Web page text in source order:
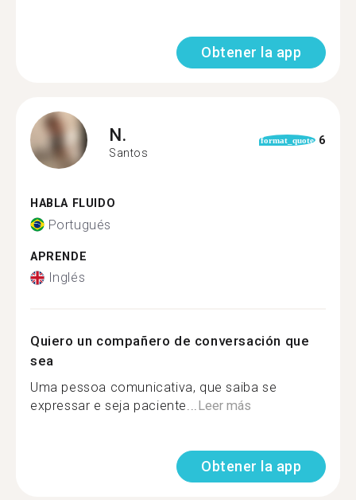
Obtener la app
N.
Santos
format_quote 6
HABLA FLUIDO
Portugués
APRENDE
Inglés
Quiero un compañero de conversación que
sea
Uma pessoa comunicativa, que saiba se
expressar e seja paciente...Leer más
Obtener la app